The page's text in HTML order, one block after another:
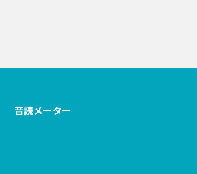
音読メーター